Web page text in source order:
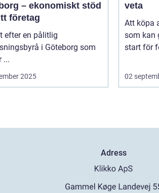
– ekonomiskt stöd
företag
efter en pålitlig
i Göteborg som
...
2025
veta
Att köpa
som kan
start för
02
Adress